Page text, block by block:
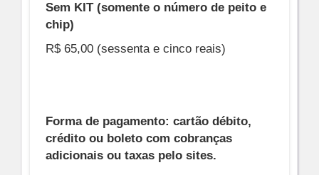
Sem KIT (somente o número de peito e
chip)
R$ 65,00 (sessenta e cinco reais)
Forma de pagamento: cartão débito,
crédito ou boleto com cobranças
adicionais ou taxas pelo sites.